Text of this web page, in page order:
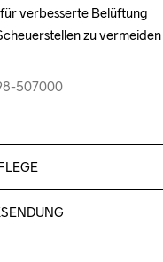
verbesserte Belüftung
zu vermeiden
507000
verbesserte Belüftung
zu vermeiden
507000
9% Elastan